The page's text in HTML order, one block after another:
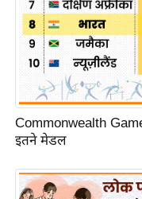
फै
घ
रे
लू
स्खे
Commonwealth
इतने मेडल